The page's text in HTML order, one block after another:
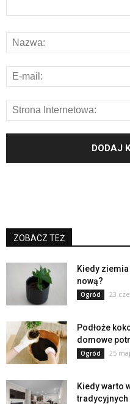
ZOBACZ TEŻ
Kiedy
nową?
Ogród 23
Podłoże
domowe
Ogród 25
Kiedy warto